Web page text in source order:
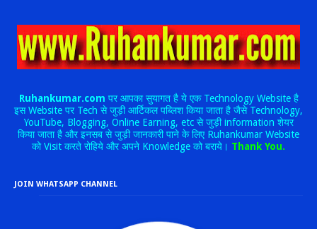
Ruhankumar.com पर आपका सुयागत है ये एक Technology Website है
इस Website पर Tech से जुड़ी आर्टिकल पब्लिश किया जाता है जैसे Technology,
YouTube, Blogging, Online Earning, etc से जुड़ी information शेयर
किया जाता है और इनसब से जुड़ी जानकारी पाने के लिए Ruhankumar Website
को Visit करते रोहिये और अपने Knowledge को बराये। Thank You.
JOIN WHATSAPP CHANNEL